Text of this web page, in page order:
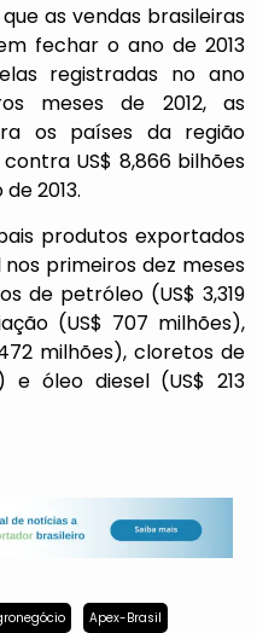
as vendas brasileiras
fechar o ano de 2013
registradas no ano
meses de 2012, as
os países da região
US$ 8,866 bilhões
2013.
produtos exportados
primeiros dez meses
de petróleo (US$ 3,319
(US$ 707 milhões),
milhões), cloretos de
e óleo diesel (US$ 213
Apex-Brasil